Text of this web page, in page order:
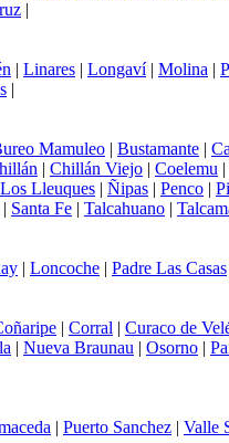
|
| Linares | Longaví| Molina |
|
Mamuleo | Bustamante |
| Chillán Viejo | Coelemu |
Los Lleuques | Ñipas | Penco |
| Santa Fe | Talcahuano |
| Loncoche | Padre Las Casas
| Corral | Curaco de
| Nueva Braunau | Osorno |
| Puerto Sanchez | Valle